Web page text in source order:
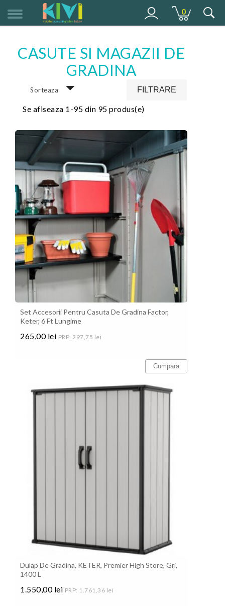
0
CASUTE SI MAGAZII DE
GRADINA
Sorteaza FILTRARE
Se afiseaza 1-95 din 95 produs(e)
Set Accesorii Pentru Casuta De Gradina Factor,
Keter, 6 Ft Lungime
265,00 lei PRP: 297,75 lei
Cumpara
Dulap De Gradina, KETER, Premier High Store, Gri,
1400 L
1.550,00 lei PRP: 1.761,36 lei